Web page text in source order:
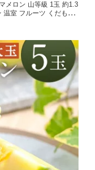
メロン 山等級 1玉 約1.3
温室 フルーツ くだもの
市 送料無料 【通年受